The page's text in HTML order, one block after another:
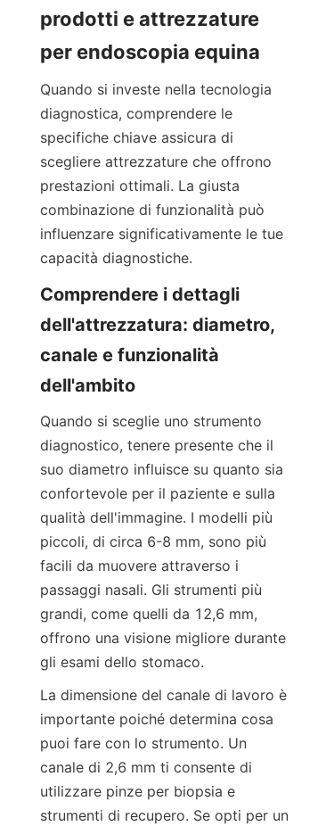
prodotti e attrezzature
per endoscopia equina
Quando si investe nella tecnologia
diagnostica, comprendere le
specifiche chiave assicura di
scegliere attrezzature che offrono
prestazioni ottimali. La giusta
combinazione di funzionalità può
influenzare significativamente le tue
capacità diagnostiche.
Comprendere i dettagli
dell'attrezzatura: diametro,
canale e funzionalità
dell'ambito
Quando si sceglie uno strumento
diagnostico, tenere presente che il
suo diametro influisce su quanto sia
confortevole per il paziente e sulla
qualità dell'immagine. I modelli più
piccoli, di circa 6-8 mm, sono più
facili da muovere attraverso i
passaggi nasali. Gli strumenti più
grandi, come quelli da 12,6 mm,
offrono una visione migliore durante
gli esami dello stomaco.
La dimensione del canale di lavoro è
importante poiché determina cosa
puoi fare con lo strumento. Un
canale di 2,6 mm ti consente di
utilizzare pinze per biopsia e
strumenti di recupero. Se opti per un